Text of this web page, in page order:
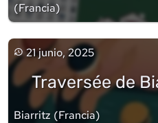
(Francia)
21 junio, 2025
Traversée de
Biarritz (Francia)